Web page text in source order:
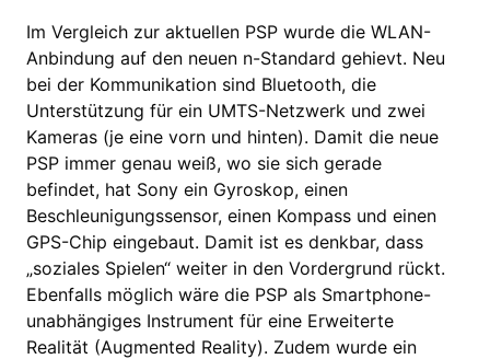
Im Vergleich zur aktuellen PSP wurde die WLAN-
Anbindung auf den neuen n-Standard gehievt. Neu
bei der Kommunikation sind Bluetooth, die
Unterstützung für ein UMTS-Netzwerk und zwei
Kameras (je eine vorn und hinten). Damit die neue
PSP immer genau weiß, wo sie sich gerade
befindet, hat Sony ein Gyroskop, einen
Beschleunigungssensor, einen Kompass und einen
GPS-Chip eingebaut. Damit ist es denkbar, dass
„soziales Spielen“ weiter in den Vordergrund rückt.
Ebenfalls möglich wäre die PSP als Smartphone-
unabhängiges Instrument für eine Erweiterte
Realität (Augmented Reality). Zudem wurde ein